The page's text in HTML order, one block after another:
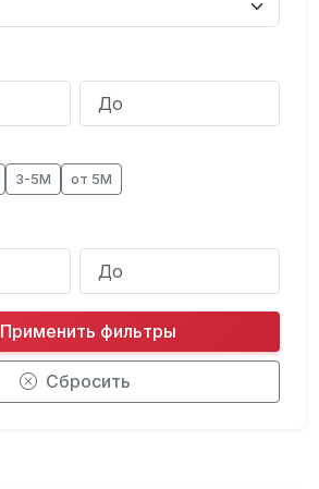
3-5М от 5М
Применить фильтры
Сбросить